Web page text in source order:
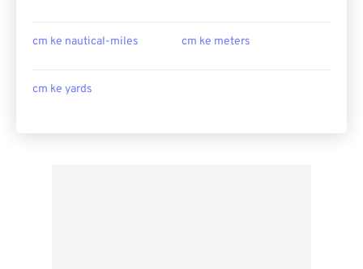
cm ke nautical-miles cm ke meters
cm ke yards